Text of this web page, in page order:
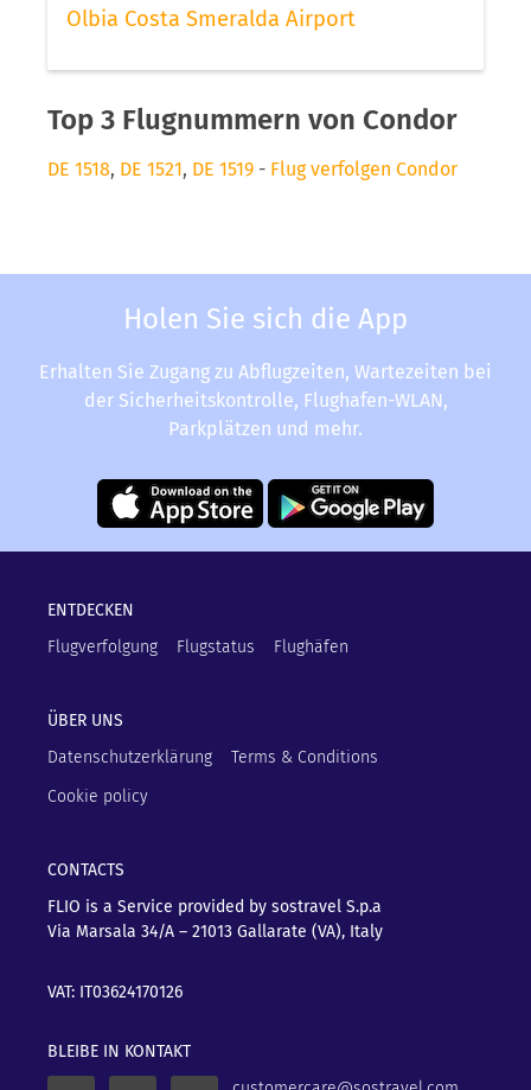
Olbia Costa Smeralda Airport
Top 3 Flugnummern von Condor
DE 1518, DE 1521, DE 1519 - Flug verfolgen Condor
Holen Sie sich die App
Erhalten Sie Zugang zu Abflugzeiten, Wartezeiten bei
der Sicherheitskontrolle, Flughafen-WLAN,
Parkplätzen und mehr.
ENTDECKEN
Flugverfolgung
Flugstatus Flughäfen
ÜBER UNS
Datenschutzerklärung
Terms & Conditions
Cookie policy
CONTACTS
FLIO is a Service provided by sostravel S.p.a
Via Marsala 34/A – 21013 Gallarate (VA), Italy
VAT: IT03624170126
BLEIBE IN KONTAKT